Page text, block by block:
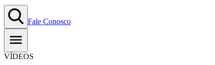
Fale Conosco
VÍDEOS